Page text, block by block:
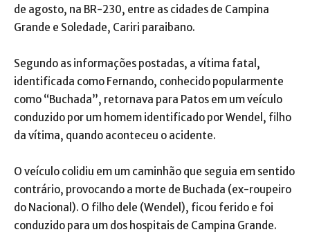
de agosto, na BR-230, entre as cidades de Campina
Grande e Soledade, Cariri paraibano.
Segundo as informações postadas, a vítima fatal,
identificada como Fernando, conhecido popularmente
como “Buchada”, retornava para Patos em um veículo
conduzido por um homem identificado por Wendel, filho
da vítima, quando aconteceu o acidente.
O veículo colidiu em um caminhão que seguia em sentido
contrário, provocando a morte de Buchada (ex-roupeiro
do Nacional). O filho dele (Wendel), ficou ferido e foi
conduzido para um dos hospitais de Campina Grande.